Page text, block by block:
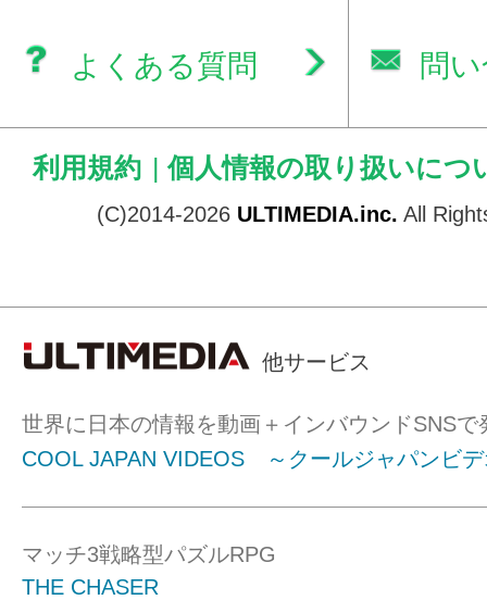
よくある質問 問
利用規約 | 個人情報の取り扱いにつ
(C)2014-2026 ULTIMEDIA.inc. All
他サービス
世界に日本の情報を動画＋インバウンドSNSで
COOL JAPAN VIDEOS ～クールジャパンビ
マッチ3戦略型パズルRPG
THE CHASER